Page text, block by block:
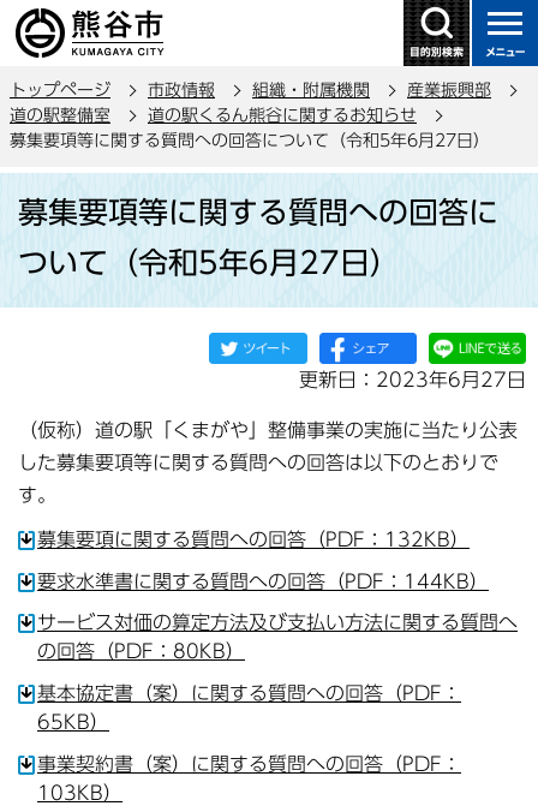
の
ー
ジ
トップページ 市政情報 組織・附属機関
産業振興部
道の駅整備室
道の駅くるん熊谷に関するお知らせ
募集要項等に関する質問への回答について（令和5年6月27日）
か
募集要項等に関する質問への回答に
ついて（令和5年6月27日）
更新日：2023年6月27日
（仮称）道の駅「くまがや」整備事業の実施に当たり公表
した募集要項等に関する質問への回答は以下のとおりで
す。
募集要項に関する質問への回答（PDF：132KB）
要求水準書に関する質問への回答（PDF：144KB）
サービス対価の算定方法及び支払い方法に関する質問へ
の回答（PDF：80KB）
基本協定書（案）に関する質問への回答（PDF：
65KB）
事業契約書（案）に関する質問への回答（PDF：
103KB）